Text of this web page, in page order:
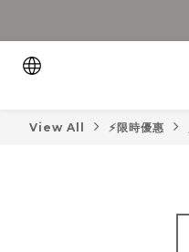
View All ⚡限時優惠